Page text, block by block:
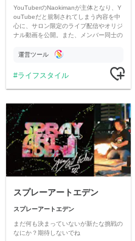
YouTuberのNaokimanが主体となり、Y
ouTubeだと規制されてしまう内容を中
心に、サロン限定のライブ配信やオリジ
ナル動画を公開。また、メンバー同士の
ただいています。
運営ツール
ライフスタイル
スプレーアートエデン
スプレーアートエデン
まだ何も決まっていないが新たな挑戦の
なにか？期待しないでね